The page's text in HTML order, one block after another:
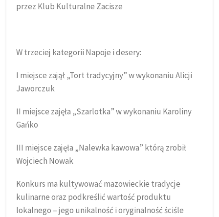
przez Klub Kulturalne Zacisze
W trzeciej kategorii Napoje i desery:
I miejsce zajął „Tort tradycyjny” w wykonaniu Alicji
Jaworczuk
II miejsce zajęła „Szarlotka” w wykonaniu Karoliny
Gańko
III miejsce zajęła „Nalewka kawowa” którą zrobił
Wojciech Nowak
Konkurs ma kultywować mazowieckie tradycje
kulinarne oraz podkreślić wartość produktu
lokalnego – jego unikalność i oryginalność ściśle